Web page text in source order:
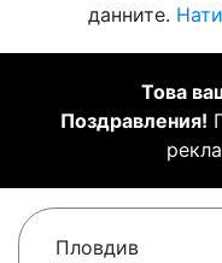
данните.
Това
Поздравления!
Пловдив